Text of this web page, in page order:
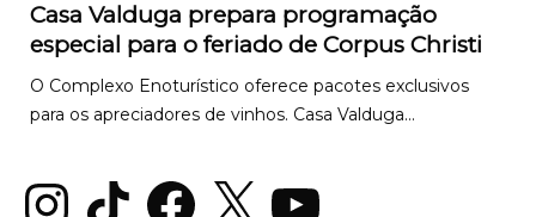
Casa Valduga prepara programação
especial para o feriado de Corpus Christi
O Complexo Enoturístico oferece pacotes exclusivos
para os apreciadores de vinhos. Casa Valduga...
InstagramTikTok Facebook
X YouTube